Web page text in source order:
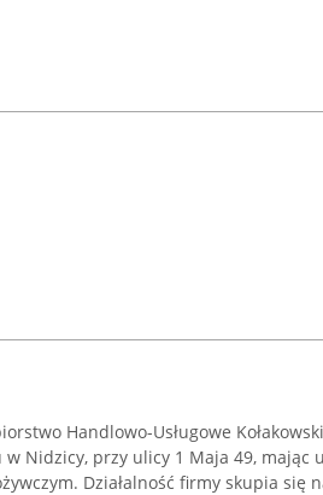
Handlowo-Usługowe
w Nidzicy, przy ulicy 1 Maja 49, mając
Działalność firmy skupia się